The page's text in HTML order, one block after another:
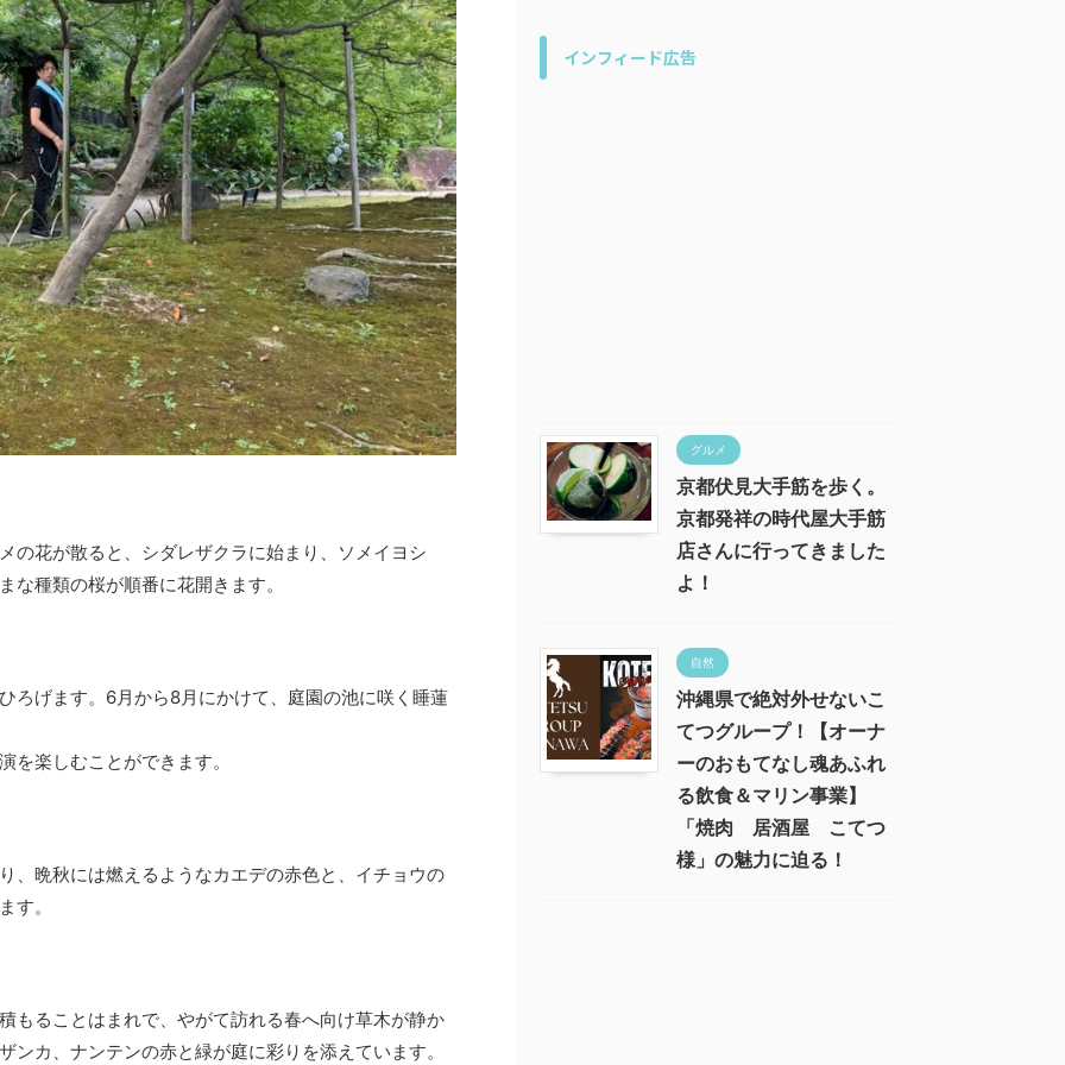
の花が散ると、シダレザクラに始まり、ソメイヨシ
な種類の桜が順番に花開きます。
ろげます。6月から8月にかけて、庭園の池に咲く睡蓮
を楽しむことができます。
、晩秋には燃えるようなカエデの赤色と、イチョウの
す。
もることはまれで、やがて訪れる春へ向け草木が静か
ンカ、ナンテンの赤と緑が庭に彩りを添えています。
インフィード広告
グルメ
京都伏見大手筋を歩く。
京都発祥の時代屋大手筋
店さんに行ってきました
よ！
自然
沖縄県で絶対外せないこ
てつグループ！【オーナ
ーのおもてなし魂あふれ
る飲食＆マリン事業】
「焼肉 居酒屋 こてつ
様」の魅力に迫る！